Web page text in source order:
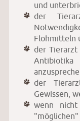
und
der
Flohmitteln
der
Antibiotika
der
Gewissen,
wenn